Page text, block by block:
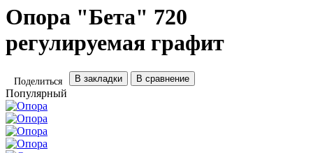
Опора "Бета" 720
регулируемая графит
Поделиться В закладки В сравнение
Популярный